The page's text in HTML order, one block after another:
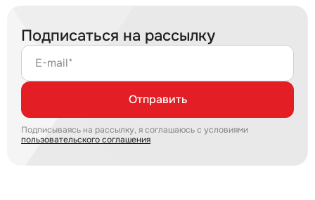
Подписаться на рассылку
E-mail*
Отправить
Подписываясь на рассылку, я соглашаюсь с условиями
пользовательского соглашения